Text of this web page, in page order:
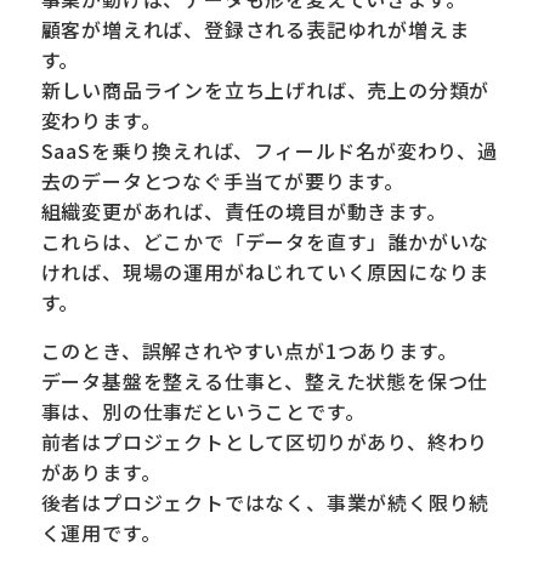
顧客が増えれば、登録される表記ゆれが増えま
す。
新しい商品ラインを立ち上げれば、売上の分類が
変わります。
SaaSを乗り換えれば、フィールド名が変わり、過
去のデータとつなぐ手当てが要ります。
組織変更があれば、責任の境目が動きます。
これらは、どこかで「データを直す」誰かがいな
ければ、現場の運用がねじれていく原因になりま
す。
このとき、誤解されやすい点が1つあります。
データ基盤を整える仕事と、整えた状態を保つ仕
事は、別の仕事だということです。
前者はプロジェクトとして区切りがあり、終わり
があります。
後者はプロジェクトではなく、事業が続く限り続
く運用です。